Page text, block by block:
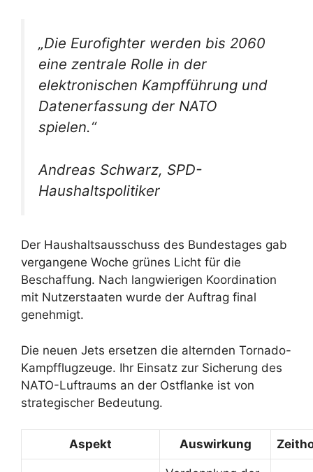
„Die Eurofighter werden bis 2060
eine zentrale Rolle in der
elektronischen Kampfführung und
Datenerfassung der NATO
spielen.“
Andreas Schwarz, SPD-
Haushaltspolitiker
Der Haushaltsausschuss des Bundestages gab
vergangene Woche grünes Licht für die
Beschaffung. Nach langwierigen Koordination
mit Nutzerstaaten wurde der Auftrag final
genehmigt.
Die neuen Jets ersetzen die alternden Tornado-
Kampfflugzeuge. Ihr Einsatz zur Sicherung des
NATO-Luftraums an der Ostflanke ist von
strategischer Bedeutung.
Aspekt Auswirkung